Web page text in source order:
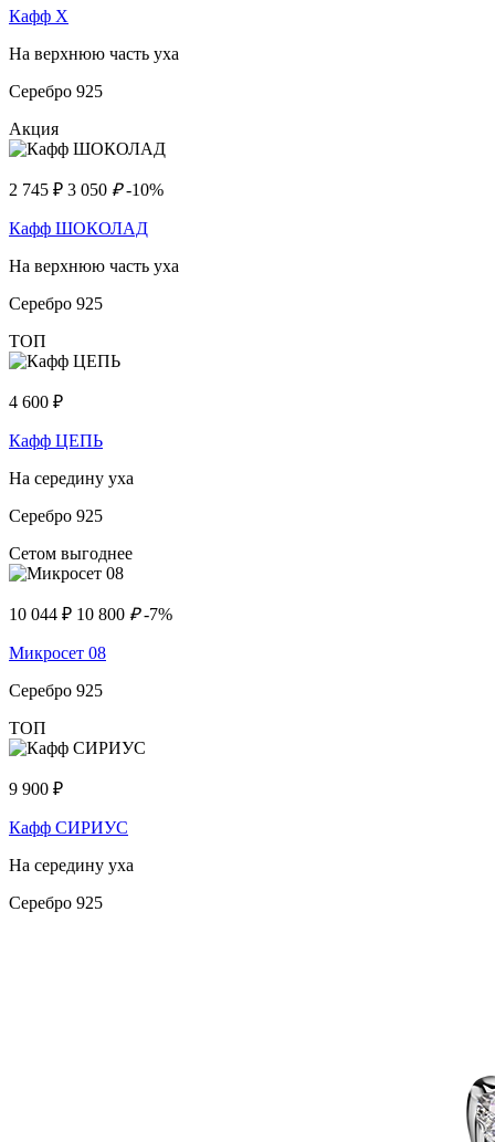
Кафф Х
На верхнюю часть уха
Серебро 925
Акция
2 745 ₽ 3 050 ₽ -10%
Кафф ШОКОЛАД
На верхнюю часть уха
Серебро 925
ТОП
4 600 ₽
Кафф ЦЕПЬ
На середину уха
Серебро 925
Сетом выгоднее
10 044 ₽ 10 800 ₽ -7%
Микросет 08
Серебро 925
ТОП
9 900 ₽
Кафф СИРИУС
На середину уха
Серебро 925